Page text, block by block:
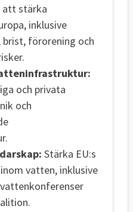
att stärka
inklusive
förorening och
och privata
och
Stärka EU:s
vatten, inklusive